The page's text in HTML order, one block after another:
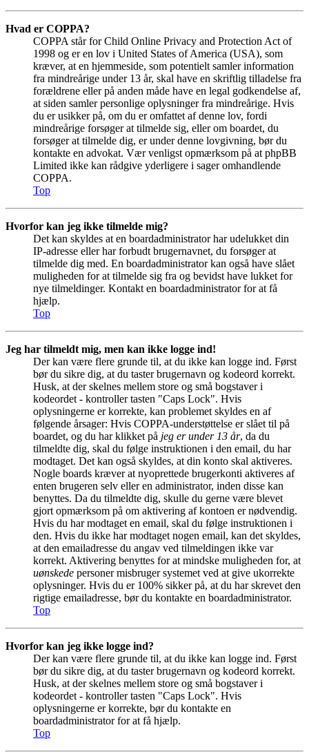
Hvad er COPPA?
COPPA står for Child Online Privacy and Protection Act of
1998 og er en lov i United States of America (USA), som
kræver, at en hjemmeside, som potentielt samler information
fra mindreårige under 13 år, skal have en skriftlig tilladelse fra
forældrene eller på anden måde have en legal godkendelse af,
at siden samler personlige oplysninger fra mindreårige. Hvis
du er usikker på, om du er omfattet af denne lov, fordi
mindreårige forsøger at tilmelde sig, eller om boardet, du
forsøger at tilmelde dig, er under denne lovgivning, bør du
kontakte en advokat. Vær venligst opmærksom på at phpBB
Limited ikke kan rådgive yderligere i sager omhandlende
COPPA.
Top
Hvorfor kan jeg ikke tilmelde mig?
Det kan skyldes at en boardadministrator har udelukket din
IP-adresse eller har forbudt brugernavnet, du forsøger at
tilmelde dig med. En boardadministrator kan også have slået
muligheden for at tilmelde sig fra og bevidst have lukket for
nye tilmeldinger. Kontakt en boardadministrator for at få
hjælp.
Top
Jeg har tilmeldt mig, men kan ikke logge ind!
Der kan være flere grunde til, at du ikke kan logge ind. Først
bør du sikre dig, at du taster brugernavn og kodeord korrekt.
Husk, at der skelnes mellem store og små bogstaver i
kodeordet - kontroller tasten "Caps Lock". Hvis
oplysningerne er korrekte, kan problemet skyldes en af
følgende årsager: Hvis COPPA-understøttelse er slået til på
boardet, og du har klikket på jeg er under 13 år, da du
tilmeldte dig, skal du følge instruktionen i den email, du har
modtaget. Det kan også skyldes, at din konto skal aktiveres.
Nogle boards kræver at nyoprettede brugerkonti aktiveres af
enten brugeren selv eller en administrator, inden disse kan
benyttes. Da du tilmeldte dig, skulle du gerne være blevet
gjort opmærksom på om aktivering af kontoen er nødvendig.
Hvis du har modtaget en email, skal du følge instruktionen i
den. Hvis du ikke har modtaget nogen email, kan det skyldes,
at den emailadresse du angav ved tilmeldingen ikke var
korrekt. Aktivering benyttes for at mindske muligheden for, at
uønskede personer misbruger systemet ved at give ukorrekte
oplysninger. Hvis du er 100% sikker på, at du har skrevet den
rigtige emailadresse, bør du kontakte en boardadministrator.
Top
Hvorfor kan jeg ikke logge ind?
Der kan være flere grunde til, at du ikke kan logge ind. Først
bør du sikre dig, at du taster brugernavn og kodeord korrekt.
Husk, at der skelnes mellem store og små bogstaver i
kodeordet - kontroller tasten "Caps Lock". Hvis
oplysningerne er korrekte, bør du kontakte en
boardadministrator for at få hjælp.
Top